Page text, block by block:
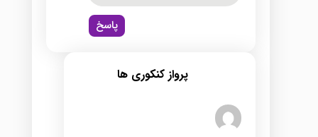
پاسخ
پرواز کنکوری ها